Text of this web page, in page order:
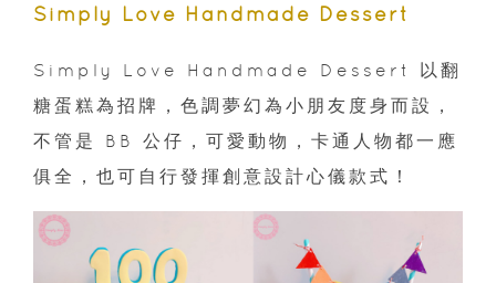
Simply Love Handmade Dessert
Simply Love Handmade Dessert 以翻
糖蛋糕為招牌，色調夢幻為小朋友度身而設，
不管是 BB 公仔，可愛動物，卡通人物都一應
俱全，也可自行發揮創意設計心儀款式！